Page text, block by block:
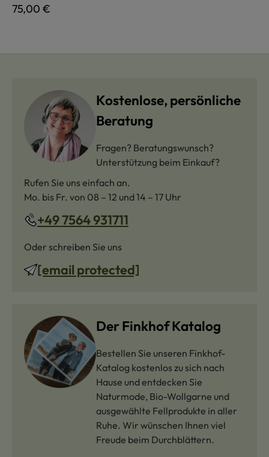
Regulärer Preis:
75,00 €
Kostenlose, persönliche
Beratung
Fragen? Beratungswunsch?
Unterstützung beim Einkauf?
Rufen Sie uns einfach an.
Mo. bis Fr. von 08 – 12 und 14 – 17 Uhr
+49 7564 931711
Oder schreiben Sie uns
[email protected]
Der Finkhof Katalog
Bestellen Sie unseren Finkhof-
Katalog kostenlos zu sich nach
Hause und entdecken Sie
Naturmode, Bio-Wollgarne und
ausgewählte Fellprodukte in aller
Ruhe. Wir wünschen Ihnen viel
Freude beim Durchblättern.